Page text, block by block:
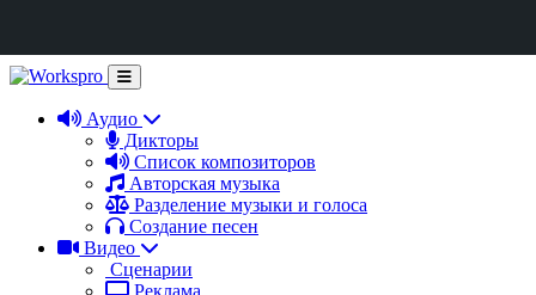
Аудио
Дикторы
Список композиторов
Авторская музыка
Разделение музыки и голоса
Создание песен
Видео
Сценарии
Реклама